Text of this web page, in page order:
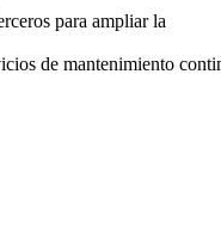
para ampliar la
de mantenimiento